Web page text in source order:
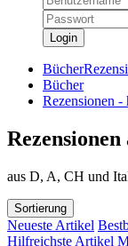
Login
Bücher
Rezensionen -
aus D, A, CH und
Sortierung
Neueste Artikel
Hilfreichste Artikel